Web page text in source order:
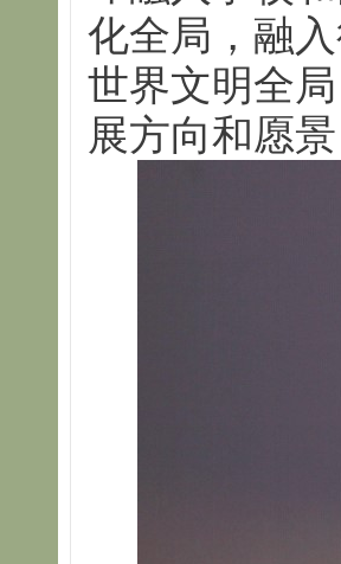
化全局，融
世界文明全
展方向和愿